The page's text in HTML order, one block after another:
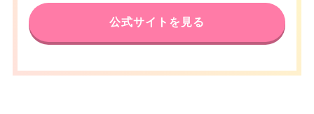
公式サイトを見る